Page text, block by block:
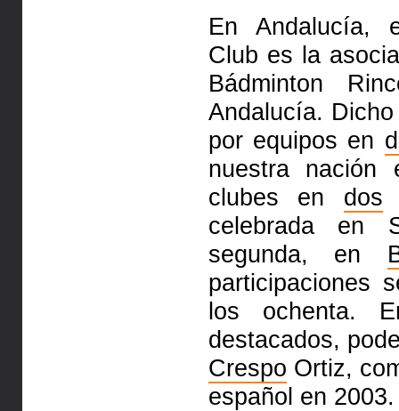
En Andalucía,
Club es la
Bádminton
Andalucía.
por equipos en
nuestra
clubes en dos
celebrada en
segunda, en
participaciones
los ochenta.
destacados,
Crespo Ortiz,
español en